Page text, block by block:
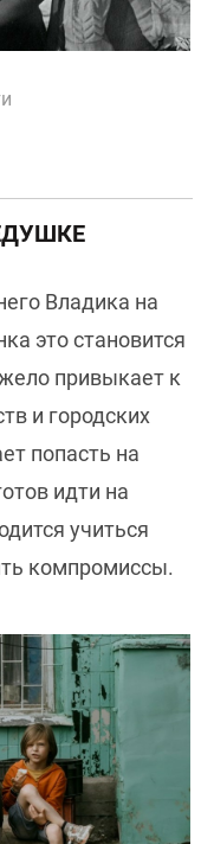
Владика на
это становится
привыкает к
и городских
попасть на
идти на
учиться
компромиссы.